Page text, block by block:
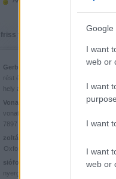
Google
I want
web or
I want
I want
I want
web or
friss topikok
Gerberus:
Mostanra már a Lego is
rést é...
hely a klónoknak
Vonatotkeresek1:
@BorZol: Üdv, hol
vonatot venni...
7897 Passenger Train
zoltán999:
Oxford, a dél-koreai klón
siófoki35:
A platós teherautó
nyergesvonta...